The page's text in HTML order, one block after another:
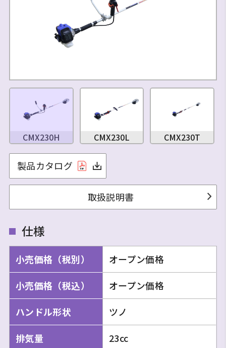
CMX230H CMX230L CMX230T
製品カタログ
取扱説明書
仕様
小売価格（税別）
オープン価格
小売価格（税込）
オープン価格
ハンドル形状
ツノ
排気量
23cc